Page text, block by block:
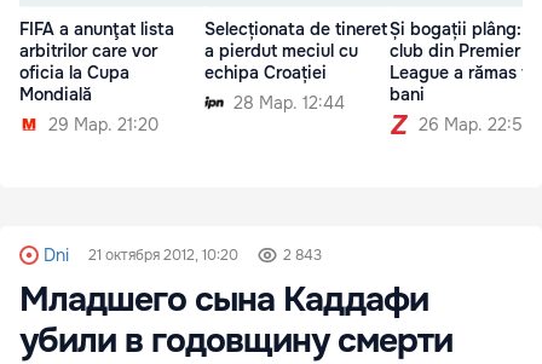
FIFA a anunţat lista
arbitrilor care vor
oficia la Cupa
Mondială
29 Мар. 21:20
Selecționata de tineret
a pierdut meciul cu
echipa Croației
28 Мар. 12:44
Și bogații plâng:
club din Premier
League a rămas
bani
26 Мар. 22:54
Dni 21 октября 2012, 10:20 2 843
Mладшего cына Каддафи
убили в годовщину смерти